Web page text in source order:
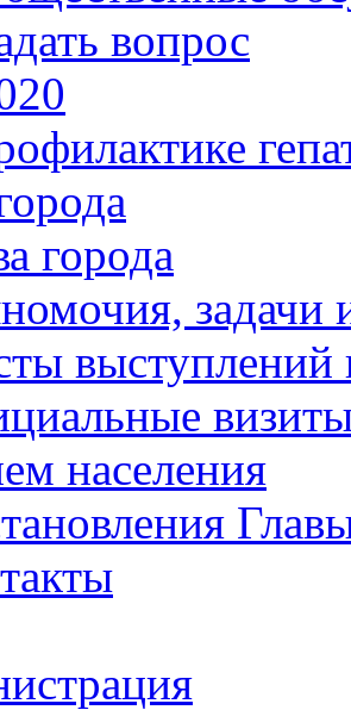
вопрос
города
задачи
выступлений
населения